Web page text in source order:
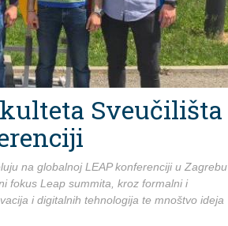
Sveučilišta
na globalnoj LEAP konferenciji u Zagrebu
fokus Leap summita, kroz formalni i
i digitalnih tehnologija te mnoštvo ideja